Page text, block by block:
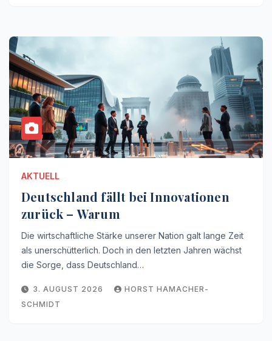
AKTUELL
Deutschland fällt bei Innovationen
zurück – Warum
Die wirtschaftliche Stärke unserer Nation galt lange Zeit
als unerschütterlich. Doch in den letzten Jahren wächst
die Sorge, dass Deutschland…
3. AUGUST 2026
HORST HAMACHER-
SCHMIDT